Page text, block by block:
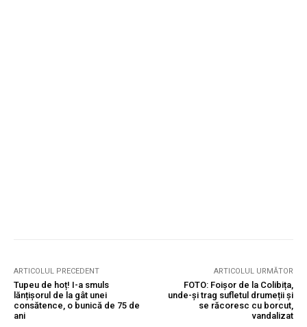
ARTICOLUL PRECEDENT
Tupeu de hoț! I-a smuls
lănțișorul de la gât unei
consătence, o bunică de 75 de
ani
ARTICOLUL URMĂTOR
FOTO: Foișor de la Colibița,
unde-și trag sufletul drumeții și
se răcoresc cu borcut,
vandalizat